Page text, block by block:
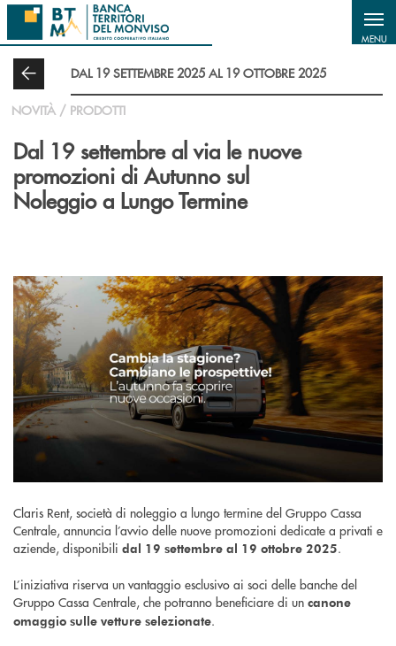
Salta al contenuto principale
MENU
DAL 19 SETTEMBRE 2025 AL 19 OTTOBRE 2025
NOVITÀ / PRODOTTI
Dal 19 settembre al via le nuove
promozioni di Autunno sul
Noleggio a Lungo Termine
Claris Rent, società di noleggio a lungo termine del Gruppo Cassa
Centrale, annuncia l’avvio delle nuove promozioni dedicate a privati e
aziende, disponibili dal 19 settembre al 19 ottobre 2025.
L’iniziativa riserva un vantaggio esclusivo ai soci delle banche del
Gruppo Cassa Centrale, che potranno beneficiare di un canone
omaggio sulle vetture selezionate.